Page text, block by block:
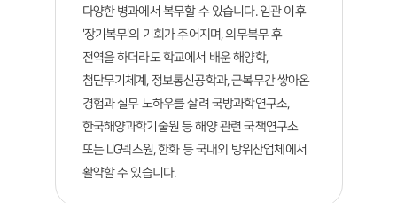
다양한 병과에서 복무할 수 있습니다. 임관 이후
'장기복무'의 기회가 주어지며, 의무복무 후
전역을 하더라도 학교에서 배운 해양학,
첨단무기체계, 정보통신공학과, 군복무간 쌓아온
경험과 실무 노하우를 살려 국방과학연구소,
한국해양과학기술원 등 해양 관련 국책연구소
또는 LIG넥스원, 한화 등 국내외 방위산업체에서
활약할 수 있습니다.